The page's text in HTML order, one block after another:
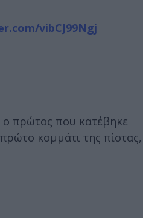
vibCJ99Ngj
ο πρώτος που κατέβηκε
κομμάτι της πίστας,